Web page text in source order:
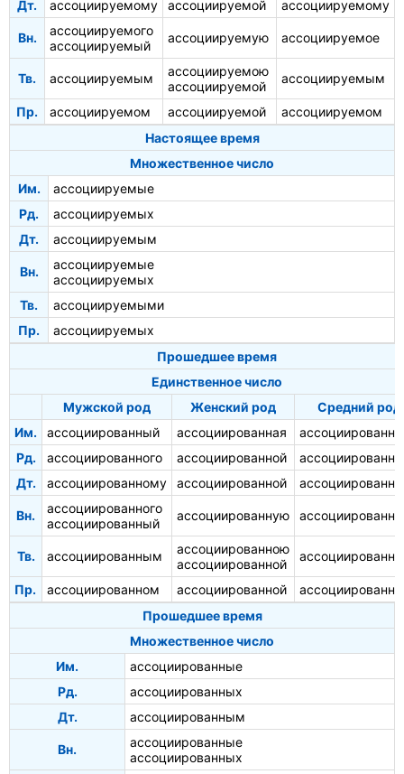
Дт. ассоциируемому ассоциируемой ассоциируемому
Вн.
ассоциируемого
ассоциируемый
ассоциируемую ассоциируемое
Тв. ассоциируемым
ассоциируемою
ассоциируемой
ассоциируемым
Пр. ассоциируемом ассоциируемой
ассоциируемом
Настоящее время
Множественное число
Им.
ассоциируемые
Рд.
ассоциируемых
Дт.
ассоциируемым
Вн.
ассоциируемые
ассоциируемых
Тв.
ассоциируемыми
Пр.
ассоциируемых
Прошедшее время
Единственное число
Мужской род
Женский род
Средний род
Им.
ассоциированный ассоциированная
Рд.
ассоциированного ассоциированной
Дт.
ассоциированному ассоциированной
Вн.
ассоциированного
ассоциированный
ассоциированную
Тв. ассоциированным
ассоциированною
ассоциированной
Пр. ассоциированном ассоциированной
Прошедшее время
Множественное число
Им.
ассоциированные
Рд.
ассоциированных
Дт.
ассоциированным
Вн.
ассоциированные
ассоциированных